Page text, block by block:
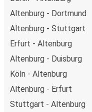
Altenburg - Dortmund
Altenburg - Stuttgart
Erfurt - Altenburg
Altenburg - Duisburg
Köln - Altenburg
Altenburg - Erfurt
Stuttgart - Altenburg